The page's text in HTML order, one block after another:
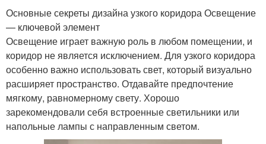
Основные секреты дизайна узкого коридора Освещение
— ключевой элемент
Освещение играет важную роль в любом помещении, и
коридор не является исключением. Для узкого коридора
особенно важно использовать свет, который визуально
расширяет пространство. Отдавайте предпочтение
мягкому, равномерному свету. Хорошо
зарекомендовали себя встроенные светильники или
напольные лампы с направленным светом.